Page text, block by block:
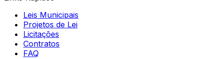
Leis Municipais
Projetos de Lei
Licitações
Contratos
FAQ